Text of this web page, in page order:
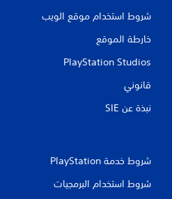
شروط استخدام موقع الويب
خارطة الموقع
PlayStation Studios
قانوني
نبذة عن SIE‏
شروط خدمة PlayStation‏
شروط استخدام البرمجيات